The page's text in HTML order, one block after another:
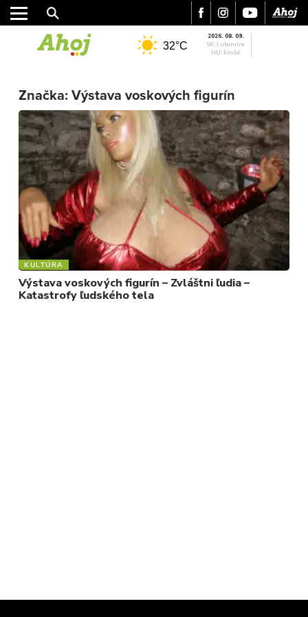
MESTO
REGIÓN
ŠPORT
KULTÚRA
FOTKY
VIDEO
MIX
32°C
2026. 08. 09.
SK: Ľubomíra
HU: Emőd
Značka: Výstava voskových figurín
KULTÚRA
Výstava voskových figurín – Zvláštni ľudia –
Katastrofy ľudského tela